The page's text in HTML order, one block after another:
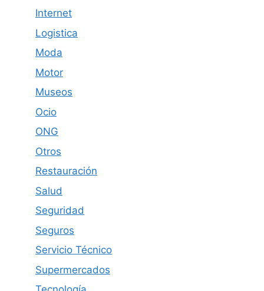
Internet
Logistica
Moda
Motor
Museos
Ocio
ONG
Otros
Restauración
Salud
Seguridad
Seguros
Servicio Técnico
Supermercados